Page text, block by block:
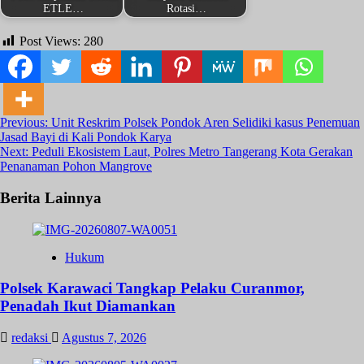
Desember 21, 2023
ETLE…
Redaksi
November 3, 2023
Rotasi…
Agustus 13, 2023
Post Views: 280
Post
navigation
Previous: Unit Reskrim Polsek Pondok Aren Selidiki kasus Penemuan
Jasad Bayi di Kali Pondok Karya
Next: Peduli Ekosistem Laut, Polres Metro Tangerang Kota Gerakan
Penanaman Pohon Mangrove
Berita Lainnya
Hukum
Polsek Karawaci Tangkap Pelaku Curanmor,
Penadah Ikut Diamankan
redaksi Agustus 7, 2026